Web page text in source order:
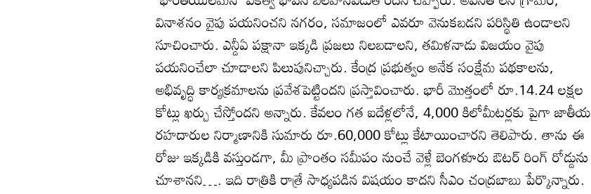
వినాశనం వైపు పయనించని నగరం, సమాజంలో ఎవరూ వెనుకబడని పరిస్థితి ఉండాలని
సూచించారు. ఎన్డీఏ పక్షానా ఇక్కడి ప్రజలు నిలబడాలని, తమిళనాడు విజయం వైపు
పయనించేలా చూడాలని పిలుపునిచ్చారు. కేంద్ర ప్రభుత్వం అనేక సంక్షేమ పథకాలను,
అభివృద్ధి కార్యక్రమాలను ప్రవేశపెట్టిందని ప్రస్తావించారు. భారీ మొత్తంలో రూ.14.24 లక్షల
కోట్లు ఖర్చు చేస్తోందని అన్నారు. కేవలం గత ఐదేళ్లలోనే, 4,000 కిలోమీటర్లకు పైగా జాతీయ
రహదారుల నిర్మాణానికి సుమారు రూ.60,000 కోట్లు కేటాయించారని తెలిపారు. తాను ఈ
రోజు ఇక్కడికి వస్తుండగా, మీ ప్రాంతం సమీపం నుంచే వెళ్లే బెంగళూరు ఔటర్ రింగ్ రోడ్డును
చూశానని…. ఇది రాత్రికి రాత్రే సాధ్యపడిన విషయం కాదని సీఎం చంద్రబాబు పేర్కొన్నారు.